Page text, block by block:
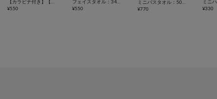
¥550
¥550
¥770 ¥330